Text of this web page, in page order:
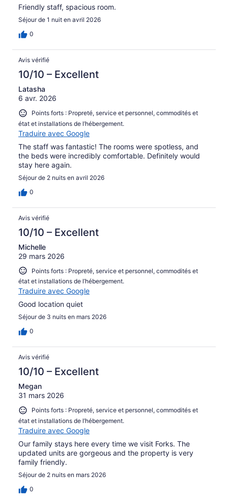
Friendly staff, spacious room.
Séjour de 1 nuit en avril 2026
0
Avis vérifié
10/10 – Excellent
Latasha
6 avr. 2026
Points forts : Propreté, service et personnel, commodités et
état et installations de l’hébergement.
Traduire avec Google
The staff was fantastic! The rooms were spotless, and
the beds were incredibly comfortable. Definitely would
stay here again.
Séjour de 2 nuits en avril 2026
0
Avis vérifié
10/10 – Excellent
Michelle
29 mars 2026
Points forts : Propreté, service et personnel, commodités et
état et installations de l’hébergement.
Traduire avec Google
Good location quiet
Séjour de 3 nuits en mars 2026
0
Avis vérifié
10/10 – Excellent
Megan
31 mars 2026
Points forts : Propreté, service et personnel, commodités et
état et installations de l’hébergement.
Traduire avec Google
Our family stays here every time we visit Forks. The
updated units are gorgeous and the property is very
family friendly.
Séjour de 2 nuits en mars 2026
0